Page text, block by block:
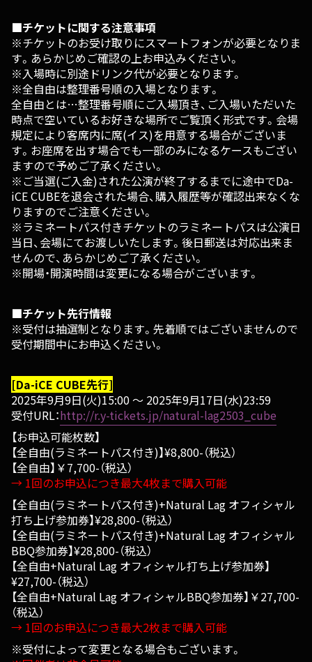
■チケットに関する注意事項
※チケットのお受け取りにスマートフォンが必要となりま
す。あらかじめご確認の上お申込みください。
※入場時に別途ドリンク代が必要となります。
※全自由は整理番号順の入場となります。
全自由とは…整理番号順にご入場頂き、ご入場いただいた
時点で空いているお好きな場所でご覧頂く形式です。会場
規定により客席内に席(イス)を用意する場合がございま
す。お座席を出す場合でも一部のみになるケースもござい
ますので予めご了承ください。
※ご当選(ご入金)された公演が終了するまでに途中でDa-
iCE CUBEを退会された場合、購入履歴等が確認出来なくな
りますのでご注意ください。
※ラミネートパス付きチケットのラミネートパスは公演日
当日、会場にてお渡しいたします。後日郵送は対応出来ま
せんので、あらかじめご了承ください。
※開場・開演時間は変更になる場合がございます。
■チケット先行情報
※受付は抽選制となります。先着順ではございませんので
受付期間中にお申込ください。
[Da-iCE CUBE先行]
2025年9月9日(火)15:00 ～ 2025年9月17日(水)23:59
受付URL：http://r.y-tickets.jp/natural-lag2503_cube
【お申込可能枚数】
【全自由(ラミネートパス付き)】¥8,800-（税込）
【全自由】￥7,700-（税込）
→ 1回のお申込につき最大4枚まで購入可能
【全自由(ラミネートパス付き)+Natural Lag オフィシャル
打ち上げ参加券】¥28,800-（税込）
【全自由(ラミネートパス付き)+Natural Lag オフィシャル
BBQ参加券】¥28,800-（税込）
【全自由+Natural Lag オフィシャル打ち上げ参加券】
¥27,700-（税込）
【全自由+Natural Lag オフィシャルBBQ参加券】￥27,700-
（税込）
→ 1回のお申込につき最大2枚まで購入可能
※受付によって変更となる場合もございます。